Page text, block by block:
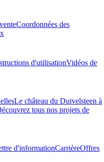
Coordonnées des
d'utilisationVidéos de
Le château du Duivelsteen à
tous nos projets de
d'informationCarrièreOffres